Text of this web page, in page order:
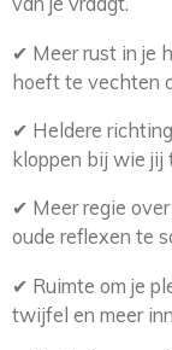
✔ Meer rust in je
hoeft te vechten
✔ Heldere
kloppen bij wie jij
✔ Meer regie
oude reflexen te
✔ Ruimte om je
twijfel en meer